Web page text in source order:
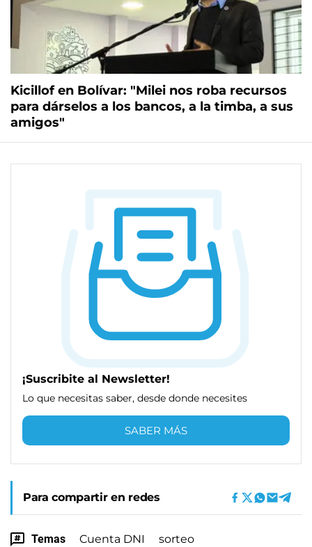
Kicillof en Bolívar: "Milei nos roba recursos
para dárselos a los bancos, a la timba, a sus
amigos"
¡Suscribite al Newsletter!
Lo que necesitas saber, desde donde necesites
SABER MÁS
Para compartir en redes
Temas Cuenta DNI sorteo